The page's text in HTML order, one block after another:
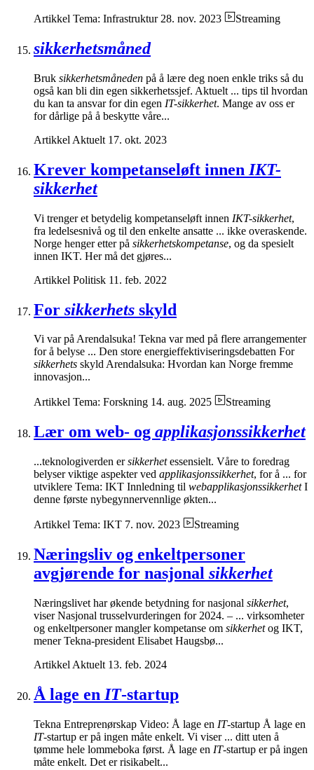
Artikkel Tema: Infrastruktur 28. nov. 2023 Streaming
sikkerhetsmåned
Bruk sikkerhetsmåneden på å lære deg noen enkle triks så du
også kan bli din egen sikkerhetssjef. Aktuelt ... tips til hvordan
du kan ta ansvar for din egen IT-sikkerhet. Mange av oss er
for dårlige på å beskytte våre...
Artikkel Aktuelt 17. okt. 2023
Krever kompetanseløft innen IKT-
sikkerhet
Vi trenger et betydelig kompetanseløft innen IKT-sikkerhet,
fra ledelsesnivå og til den enkelte ansatte ... ikke overaskende.
Norge henger etter på sikkerhetskompetanse, og da spesielt
innen IKT. Her må det gjøres...
Artikkel Politisk 11. feb. 2022
For sikkerhets skyld
Vi var på Arendalsuka! Tekna var med på flere arrangementer
for å belyse ... Den store energieffektiviseringsdebatten For
sikkerhets skyld Arendalsuka: Hvordan kan Norge fremme
innovasjon...
Artikkel Tema: Forskning 14. aug. 2025 Streaming
Lær om web- og applikasjonssikkerhet
...teknologiverden ersikkerhetessensielt. Våre to foredrag
belyser viktige aspekter ved applikasjonssikkerhet, for å ... for
utviklere Tema: IKT Innledning til webapplikasjonssikkerhetI
denne første nybegynnervennlige økten...
Artikkel Tema: IKT 7. nov. 2023 Streaming
Næringsliv og enkeltpersoner
avgjørende for nasjonal sikkerhet
Næringslivet har økende betydning for nasjonal sikkerhet,
viser Nasjonal trusselvurderingen for 2024. – ... virksomheter
og enkeltpersoner mangler kompetanse om sikkerhetog IKT,
mener Tekna-president Elisabet Haugsbø...
Artikkel Aktuelt 13. feb. 2024
Å lage en IT-startup
Tekna Entreprenørskap Video: Å lage en IT-startup Å lage en
IT-startup er på ingen måte enkelt. Vi viser ... ditt uten å
tømme hele lommeboka først. Å lage en IT-startup er på ingen
måte enkelt. Det er risikabelt...